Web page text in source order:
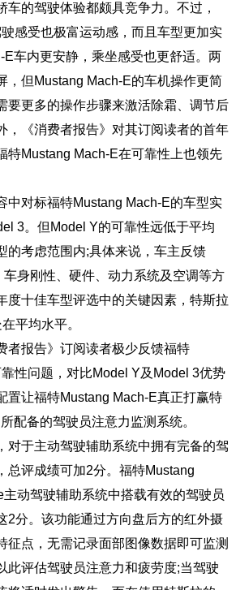
车的驾驶体验都颇具竞争力。不过，
感受也极富运动感，而且车型更加实
E车内更安静，乘坐感受也更舒适。两
，但Mustang Mach-E的车机操作更简
要更多的操作步骤来激活除霜、调节后
，《消费者报告》对其订阅读者的首年
特Mustang Mach-E在可靠性上也领先
中对标福特Mustang Mach-E的车型实
3。但Model Y的可靠性远低于平均
的考虑范围内;具体来说，车主反馈
身刚性、硬件、动力系统及空调等方
度十佳车型评选中的关键因素，特斯拉
平均水平。
者报告》订阅读者极少反馈福特
性问题，对比Model Y及Model 3优势
置让福特Mustang Mach-E真正打赢特
配备的驾驶员注意力监测系统。
对于主动驾驶辅助系统中拥有完备的驾
总评成绩可加2分。福特Mustang
动驾驶辅助系统中搭载有效的驾驶员
2分。该功能通过方向盘后方的红外摄
征点，无需记录面部图像数据即可监测
此评估驾驶员注意力和疲劳度;当驾驶